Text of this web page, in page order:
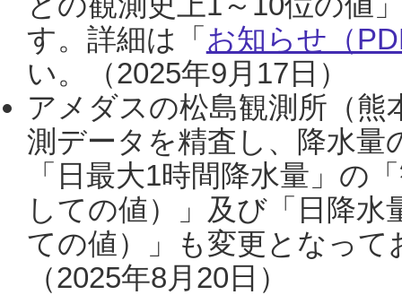
す。詳細は「 お知らせ（
い。（2025年9月17日）
アメダスの松島観測所（熊
測データを精査し、降水
「日最大1時間降水量」の
しての値）」及び「日降
ての値）」も変更となっ
（2025年8月20日）